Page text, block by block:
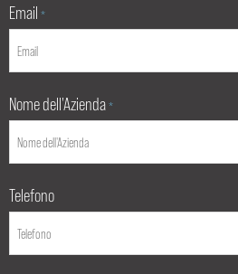
Email *
Nome dell'Azienda *
Telefono